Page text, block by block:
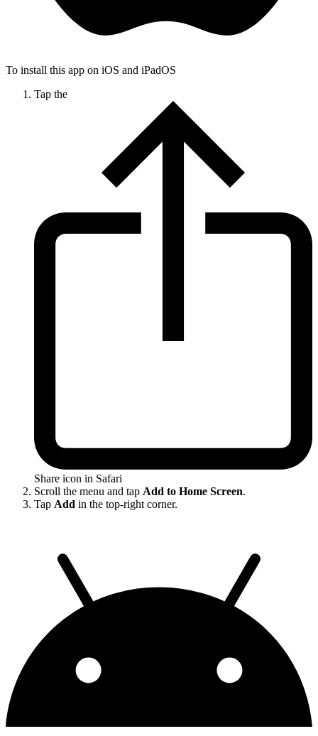
To install this app on iOS and iPadOS
Tap the
Share icon in Safari
Scroll the menu and tap Add to Home Screen.
Tap Add in the top-right corner.